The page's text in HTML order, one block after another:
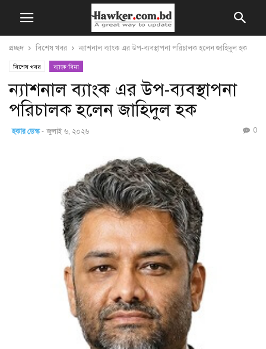
প্রচ্ছদ বিশেষ খবর ন্যাশনাল ব্যাংক এর উপ-ব্যবস্থাপনা পরিচালক হলেন জাহিদুল হক
বিশেষ খবর ব্যাংক-বিমা
ন্যাশনাল ব্যাংক এর উপ-ব্যবস্থাপনা
পরিচালক হলেন জাহিদুল হক
হকার ডেস্ক - জুলাই ৬, ২০২৬ 0